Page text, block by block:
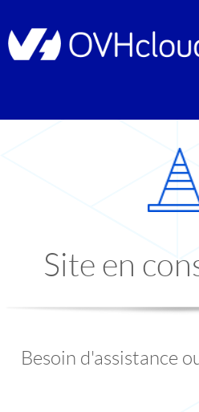
Site en
Besoin d'assistance